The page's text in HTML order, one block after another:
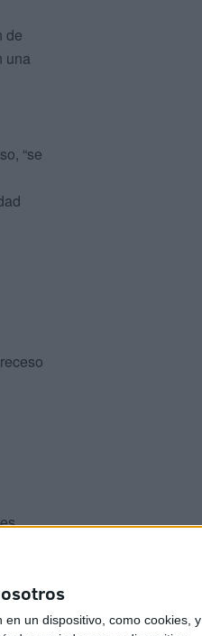
un dispositivo, como cookies, y
de
una
“se
de